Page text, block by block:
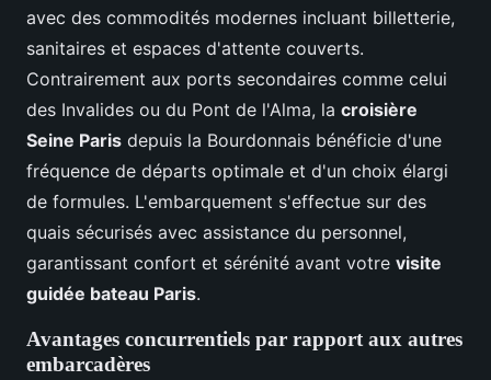
avec des commodités modernes incluant billetterie,
sanitaires et espaces d'attente couverts.
Contrairement aux ports secondaires comme celui
des Invalides ou du Pont de l'Alma, la croisière
Seine Paris depuis la Bourdonnais bénéficie d'une
fréquence de départs optimale et d'un choix élargi
de formules. L'embarquement s'effectue sur des
quais sécurisés avec assistance du personnel,
garantissant confort et sérénité avant votre visite
guidée bateau Paris.
Avantages concurrentiels par rapport aux autres
embarcadères